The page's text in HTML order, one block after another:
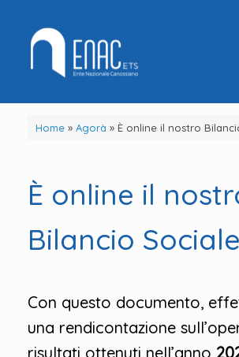
contenuto
Home» Agorà » È online il nostro
È online il
Bilancio
Con questo documento,
una rendicontazione
risultati ottenuti nell’anno